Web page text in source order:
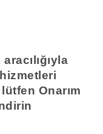
hizmetleri
Onarım